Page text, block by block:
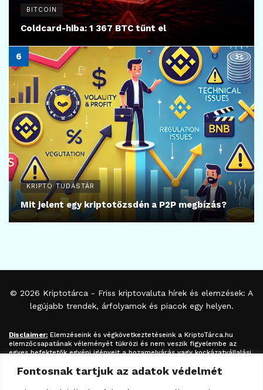
Fontosnak tartjuk az adatok védelmét
BITCOIN
Coldcard-hiba: 1 367 BTC tűnt el
KRIPTO TUDÁSTÁR
Mit jelent egy kriptotőzsdén a P2P megbízás?
© 2026 Kriptotárca - Friss kriptovaluta hírek és elemzések: A
legújabb trendek, árfolyamok és piacok egy helyen.
Disclaimer: Elemzéseink és végkövetkeztetéseink a KriptoTárca.hu
elemzőcsapatának véleményét tükrözi és nem veszik figyelembe az
egyes befektetők egyéni igényeit a hozamelvárás vagy kockázatvállalási
befektetési tanácsadásnak, befektetési ajánlásnak, értékpapír /
kriptovaluta / token / ICO / cloud mining stb. jegyzésére / vételére /
eladására vonatkozó felhívásnak azok kizárólag tájékoztatásul